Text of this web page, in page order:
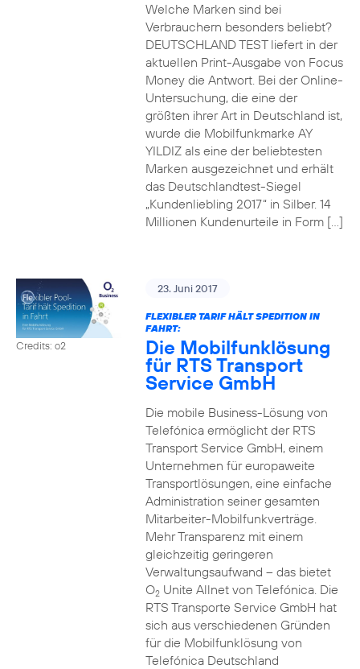
Welche Marken sind bei
Verbrauchern besonders beliebt?
DEUTSCHLAND TEST liefert in der
aktuellen Print-Ausgabe von Focus
Money die Antwort. Bei der Online-
Untersuchung, die eine der
größten ihrer Art in Deutschland ist,
wurde die Mobilfunkmarke AY
YILDIZ als eine der beliebtesten
Marken ausgezeichnet und erhält
das Deutschlandtest-Siegel
„Kundenliebling 2017“ in Silber. 14
Millionen Kundenurteile in Form […]
Credits: o2
23. Juni 2017
FLEXIBLER TARIF HÄLT SPEDITION IN
FAHRT:
Die Mobilfunklösung
für RTS Transport
Service GmbH
Die mobile Business-Lösung von
Telefónica ermöglicht der RTS
Transport Service GmbH, einem
Unternehmen für europaweite
Transportlösungen, eine einfache
Administration seiner gesamten
Mitarbeiter-Mobilfunkverträge.
Mehr Transparenz mit einem
gleichzeitig geringeren
Verwaltungsaufwand – das bietet
O2Unite Allnet von Telefónica. Die
RTS Transporte Service GmbH hat
sich aus verschiedenen Gründen
für die Mobilfunklösung von
Telefónica Deutschland